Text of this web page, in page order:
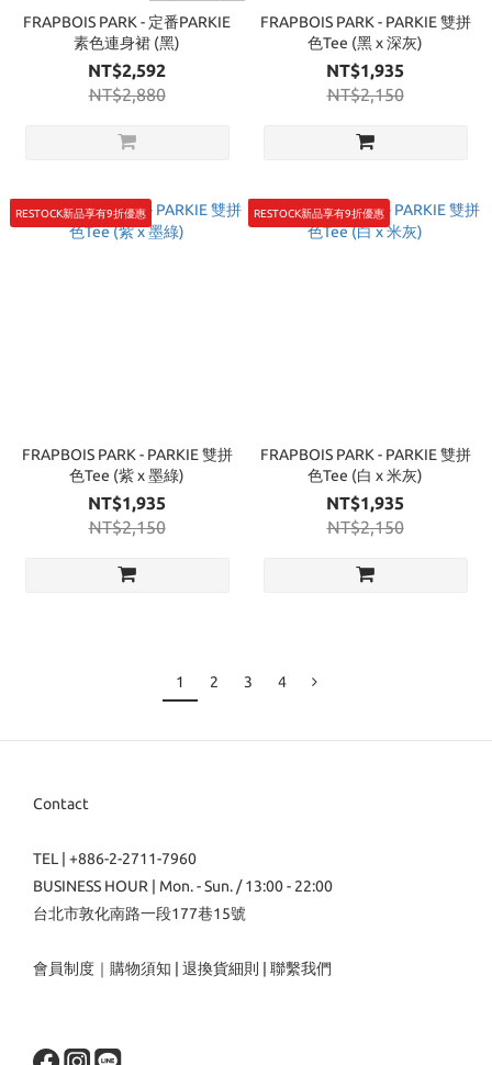
FRAPBOIS PARK - 定番PARKIE
素色連身裙 (黑)
NT$2,592
NT$2,880
FRAPBOIS PARK - PARKIE 雙拼
色Tee (黑 x 深灰)
NT$1,935
NT$2,150
RESTOCK新品享有9折優惠
FRAPBOIS PARK - PARKIE 雙拼
色Tee (紫 x 墨綠)
NT$1,935
NT$2,150
RESTOCK新品享有9折優惠
FRAPBOIS PARK - PARKIE 雙拼
色Tee (白 x 米灰)
NT$1,935
NT$2,150
1 2 3 4
Contact
TEL | +886-2-2711-7960
BUSINESS HOUR | Mon. - Sun. / 13:00 - 22:00
台北市敦化南路一段177巷15號
會員制度 ｜ 購物須知 退換貨細則 聯繫我們